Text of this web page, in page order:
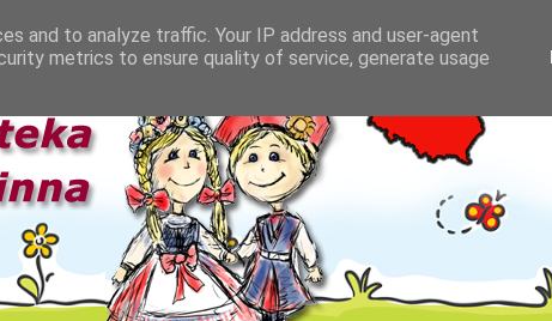
and to analyze traffic. Your IP address and user-agent
metrics to ensure quality of service, generate usage